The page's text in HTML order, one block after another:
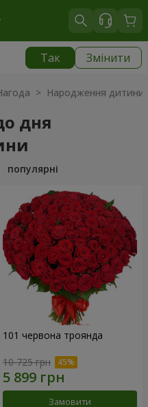
Так Змінити
> Народження дитини
дня
популярні
101 червона троянда
10 725 грн
Замовити